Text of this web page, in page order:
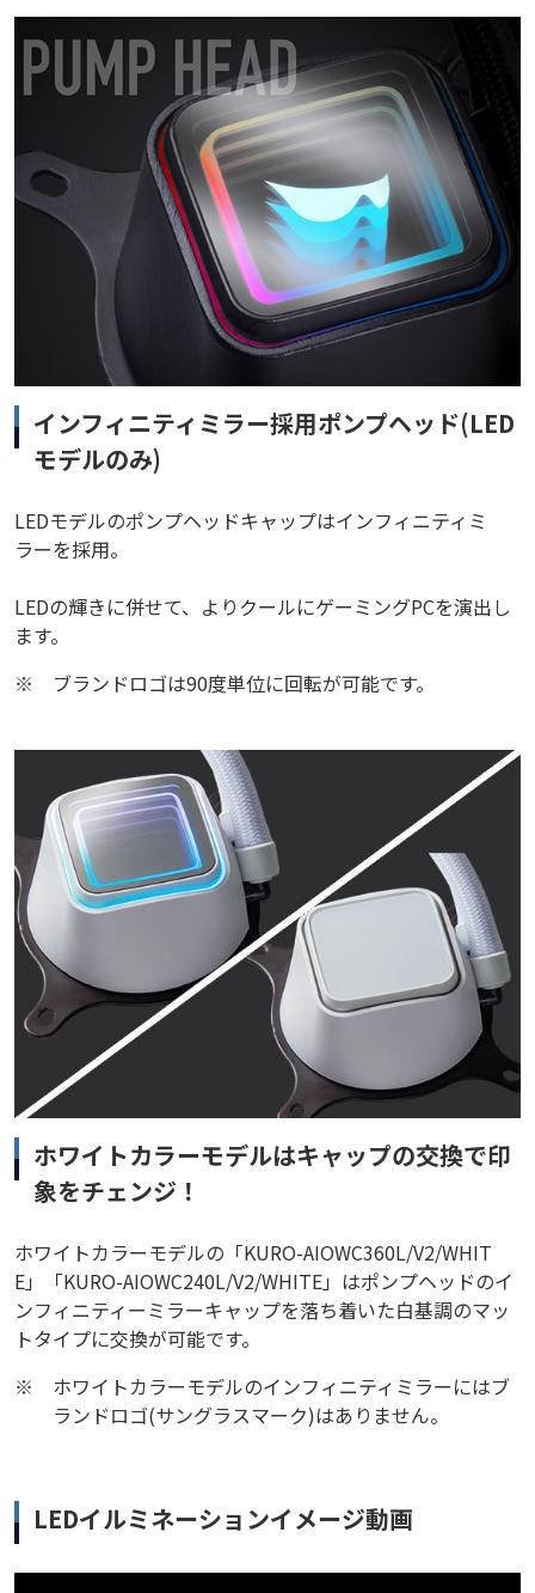
インフィニティミラー採用ポンプヘッド(LED
モデルのみ)
LEDモデルのポンプヘッドキャップはインフィニティミ
ラーを採用。
LEDの輝きに併せて、よりクールにゲーミングPCを演出し
ます。
※
ブランドロゴは90度単位に回転が可能です。
ホワイトカラーモデルはキャップの交換で印
象をチェンジ！
ホワイトカラーモデルの「KURO-AIOWC360L/V2/WHIT
E」「KURO-AIOWC240L/V2/WHITE」はポンプヘッドのイ
ンフィニティーミラーキャップを落ち着いた白基調のマッ
トタイプに交換が可能です。
※
ホワイトカラーモデルのインフィニティミラーにはブ
ランドロゴ(サングラスマーク)はありません。
LEDイルミネーションイメージ動画